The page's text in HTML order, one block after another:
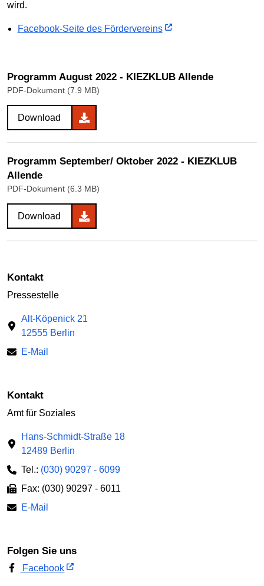
wird.
Facebook-Seite des Fördervereins
Programm August 2022 - KIEZKLUB Allende
PDF-Dokument (7.9 MB)
Download
Programm September/ Oktober 2022 - KIEZKLUB
Allende
PDF-Dokument (6.3 MB)
Download
Kontakt
Pressestelle
Alt-Köpenick 21
12555 Berlin
E-Mail
Kontakt
Amt für Soziales
Hans-Schmidt-Straße 18
12489 Berlin
Tel.: (030) 90297 - 6099
Fax: (030) 90297 - 6011
E-Mail
Folgen Sie uns
Facebook